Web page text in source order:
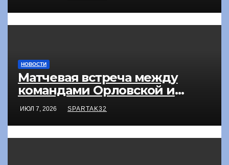
НОВОСТИ
Матчевая встреча между
командами Орловской и
Брянской областей по
шашкам
ИЮЛ 7, 2026 SPARTAK32